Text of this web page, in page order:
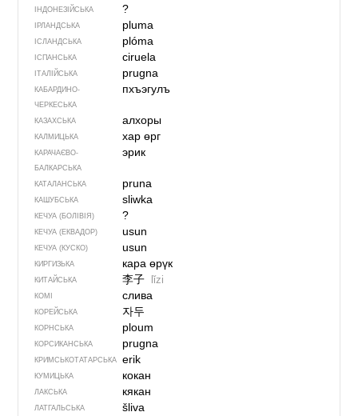
ІНДОНЕЗІЙСЬКА ?
ІРЛАНДСЬКА pluma
ІСЛАНДСЬКА plóma
ІСПАНСЬКА ciruela
ІТАЛІЙСЬКА prugna
КАБАРДИНО-
ЧЕРКЕСЬКА
пхъэгулъ
КАЗАХСЬКА алхоры
КАЛМИЦЬКА хар өрг
КАРАЧАЄВО-
БАЛКАРСЬКА
эрик
КАТАЛАНСЬКА pruna
КАШУБСЬКА sliwka
КЕЧУА (БОЛІВІЯ) ?
КЕЧУА (ЕКВАДОР) usun
КЕЧУА (КУСКО) usun
КИРГИЗЬКА кара өрүк
КИТАЙСЬКА 李子 lǐzi
КОМІ слива
КОРЕЙСЬКА 자두
КОРНСЬКА ploum
КОРСИКАНСЬКА prugna
КРИМСЬКОТАТАРСЬКА erik
КУМИЦЬКА кокан
ЛАКСЬКА кякан
ЛАТГАЛЬСЬКА šliva